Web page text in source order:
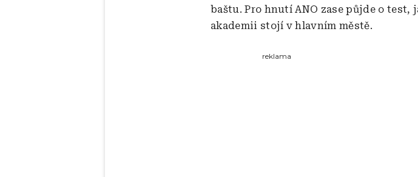
baštu. Pro hnutí ANO zase půjde o
akademii stojí v hlavním městě.
reklama